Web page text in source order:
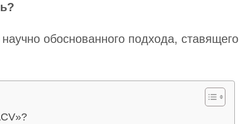
обоснованного подхода, ставящего